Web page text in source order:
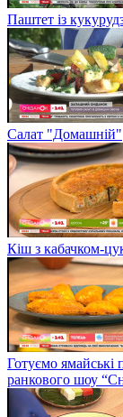
Паштет із
Салат "Домашній"
Кіш з кабачком-
Готуємо ямайські
ранкового шоу